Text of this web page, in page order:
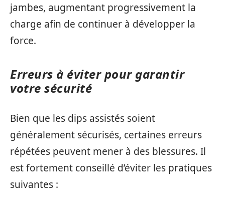
jambes, augmentant progressivement la
charge afin de continuer à développer la
force.
Erreurs à éviter pour garantir
votre sécurité
Bien que les dips assistés soient
généralement sécurisés, certaines erreurs
répétées peuvent mener à des blessures. Il
est fortement conseillé d’éviter les pratiques
suivantes :